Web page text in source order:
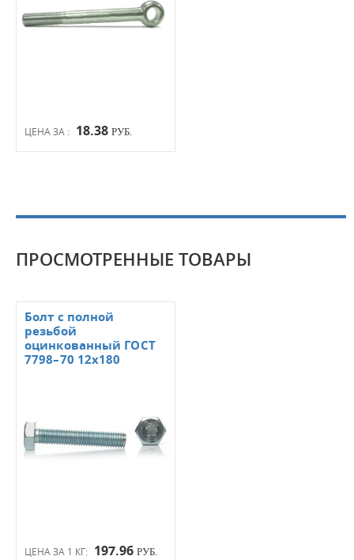
ЦЕНА ЗА : 18.38 РУБ.
ПРОСМОТРЕННЫЕ ТОВАРЫ
ЦЕНА ЗА 1 КГ: 197.96 РУБ.
Болт с полной
резьбой
оцинкованный ГОСТ
7798–70 12х180